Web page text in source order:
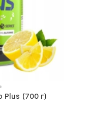
Изотоники Olimp Iso Plus (700 г)